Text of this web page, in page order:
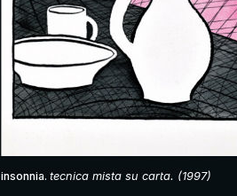
insonnia. tecnica mista su carta. (1997)